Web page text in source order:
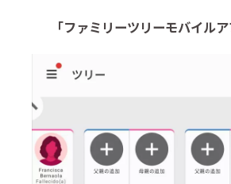
「ファミリーツリーモバイル